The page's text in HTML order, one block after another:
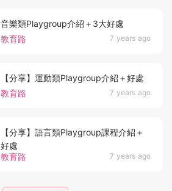
教育路 7 years ago
音樂類Playgroup介紹＋3大好處
教育路 7 years ago
【分享】運動類Playgroup介紹＋好處
教育路 7 years ago
【分享】語言類Playgroup課程介紹＋
好處